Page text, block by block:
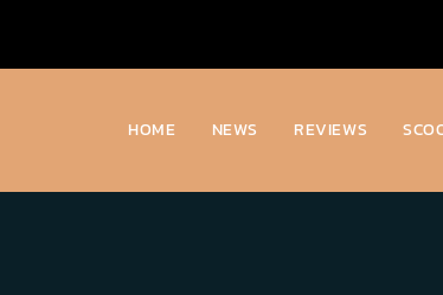
HOME NEWS REVIEWS